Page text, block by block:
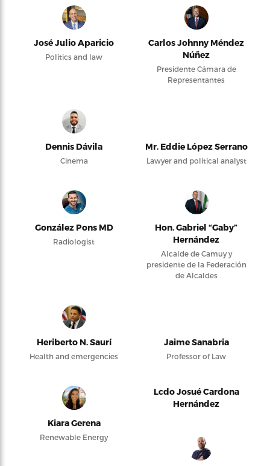
José Julio Aparicio
Politics and law
Carlos Johnny Méndez
Núñez
Presidente Cámara de
Representantes
Dennis Dávila
Cinema
Mr. Eddie López Serrano
Lawyer and political analyst
González Pons MD
Radiologist
Hon. Gabriel “Gaby”
Hernández
Alcalde de Camuy y
presidente de la Federación
de Alcaldes
Heriberto N. Saurí
Health and emergencies
Jaime Sanabria
Professor of Law
Kiara Gerena
Renewable Energy
Lcdo Josué Cardona
Hernández